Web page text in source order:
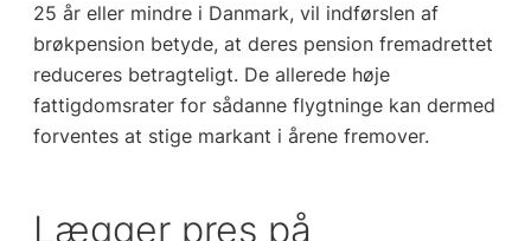
25 år eller mindre i Danmark, vil indførslen af
brøkpension betyde, at deres pension fremadrettet
reduceres betragteligt. De allerede høje
fattigdomsrater for sådanne flygtninge kan dermed
forventes at stige markant i årene fremover.
Lægger pres på